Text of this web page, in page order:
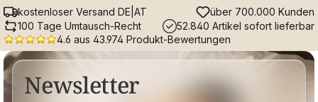
kostenloser Versand DE|AT
über 700.000 Kunden
100 Tage Umtausch-Recht
52.840 Artikel sofort lieferbar
4.6 aus 43.974 Produkt-Bewertungen
Newsletter